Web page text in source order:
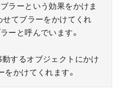
ラーという効果をかけま
せてブラーをかけてくれ
ーと呼んでいます。
するオブジェクトにかけ
をかけてくれます。